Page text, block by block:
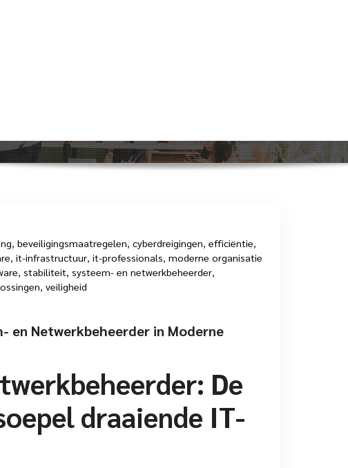
de Systeem- en Netwerkbeheerder in
, beveiligingsmaatregelen, cyberdreigingen, efficiëntie,
, it-infrastructuur, it-professionals, moderne organisatie
, stabiliteit, systeem- en netwerkbeheerder,
, veiligheid
en Netwerkbeheerder in Moderne
De
draaiende IT-